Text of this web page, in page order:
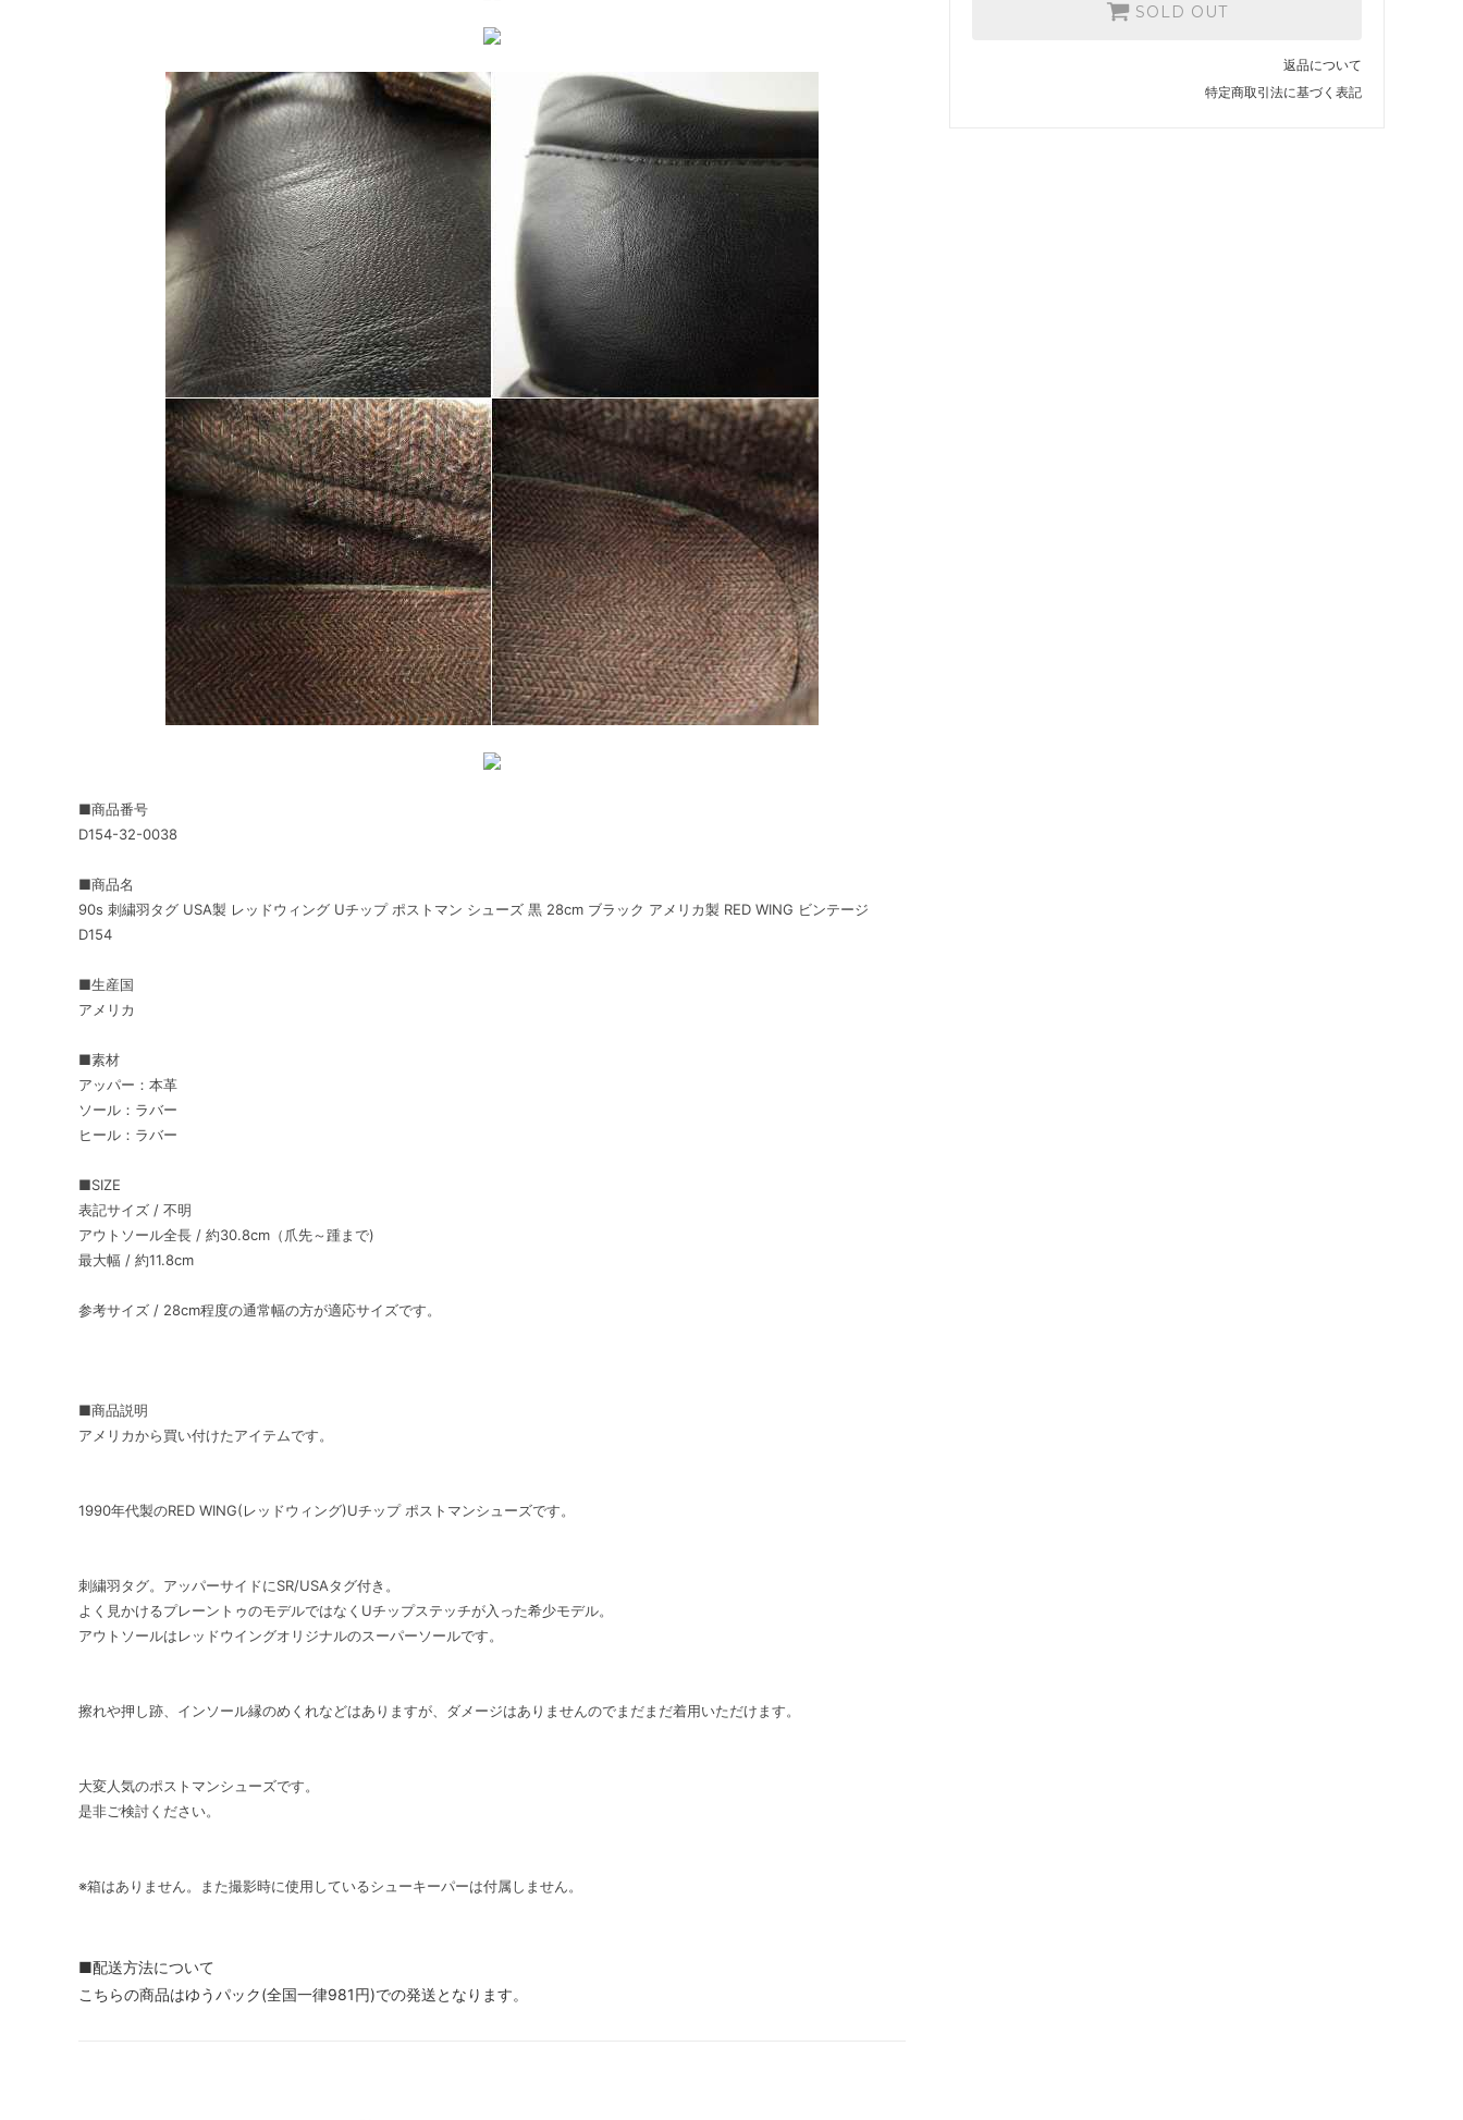
SOLD OUT
返品について
特定商取引法に基づく表記
■商品番号
D154-32-0038
■商品名
90s 刺繍羽タグ USA製 レッドウィング Uチップ ポストマン シューズ 黒 28cm ブラック アメリカ製 RED WING ビンテージ
D154
■生産国
アメリカ
■素材
アッパー：本革
ソール：ラバー
ヒール：ラバー
■SIZE
表記サイズ / 不明
アウトソール全長 / 約30.8cm（爪先～踵まで)
最大幅 / 約11.8cm
参考サイズ / 28cm程度の通常幅の方が適応サイズです。
■商品説明
アメリカから買い付けたアイテムです。
1990年代製のRED WING(レッドウィング)Uチップ ポストマンシューズです。
刺繍羽タグ。アッパーサイドにSR/USAタグ付き。
よく見かけるプレーントゥのモデルではなくUチップステッチが入った希少モデル。
アウトソールはレッドウイングオリジナルのスーパーソールです。
擦れや押し跡、インソール縁のめくれなどはありますが、ダメージはありませんのでまだまだ着用いただけます。
大変人気のポストマンシューズです。
是非ご検討ください。
※箱はありません。また撮影時に使用しているシューキーパーは付属しません。
■配送方法について
こちらの商品はゆうパック(全国一律981円)での発送となります。